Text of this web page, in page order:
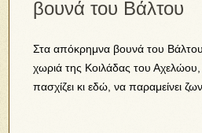
βουνά του Βάλτου
Στα απόκρημνα βουνά του Βάλτου
χωριά της Κοιλάδας του Αχελώου,
πασχίζει κι εδώ, να παραμείνει